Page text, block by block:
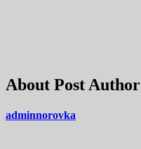
About Post Author
adminnorovka